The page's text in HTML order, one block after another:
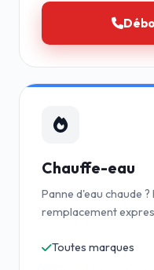
Chauffe-eau
Panne d'eau chaude
remplacement
Toutes marques